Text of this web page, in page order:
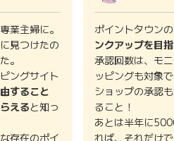
業主婦に。
見つけたの
。
ングサイト
すること
えると知っ
存在のポイ
ポイントタウン
ンクアップを目
承認回数は、モ
ッピングも対象
ショップの承認
ること！
あとは半年に
れば、それだけ